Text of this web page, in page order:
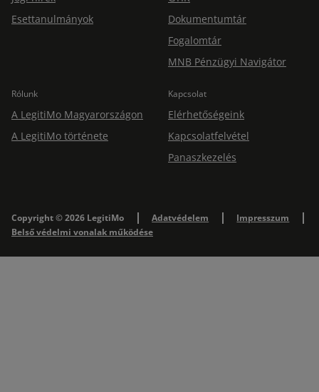
Esettanulmányok
Dokumentumtár
Fogalomtár
MNB Pénzügyi Navigátor
Rólunk
A LegitiMo Magyarországon
A LegitiMo története
Kapcsolat
Elérhetőségeink
Kapcsolatfelvétel
Panaszkezelés
Copyright © 2026 LegitiMo Adatvédelem
Impresszum
Belső védelmi vonalak működése